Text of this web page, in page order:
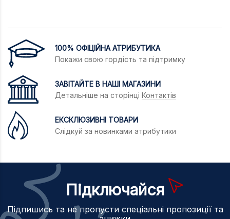
ВСЕ ПРО ТОВАР
100% ОФІЦІЙНА АТРИБУТИКА
Покажи свою гордість та підтримку
ЗАВІТАЙТЕ В НАШІ МАГАЗИНИ
Детальніше на сторінці Контактів
ЕКСКЛЮЗИВНІ ТОВАРИ
Слідкуй за новинками атрибутики
Підключайся
Підпишись та не пропусти спеціальні пропозиції та